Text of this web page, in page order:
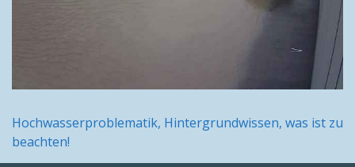
Hochwasserproblematik, Hintergrundwissen, was ist zu
beachten!